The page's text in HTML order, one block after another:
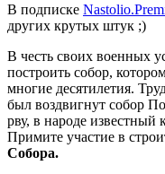
В подписке
других крутых штук ;)
В честь своих военных
построить собор,
многие десятилетия.
был воздвигнут собор
рву, в народе
Примите участие в
Собора.